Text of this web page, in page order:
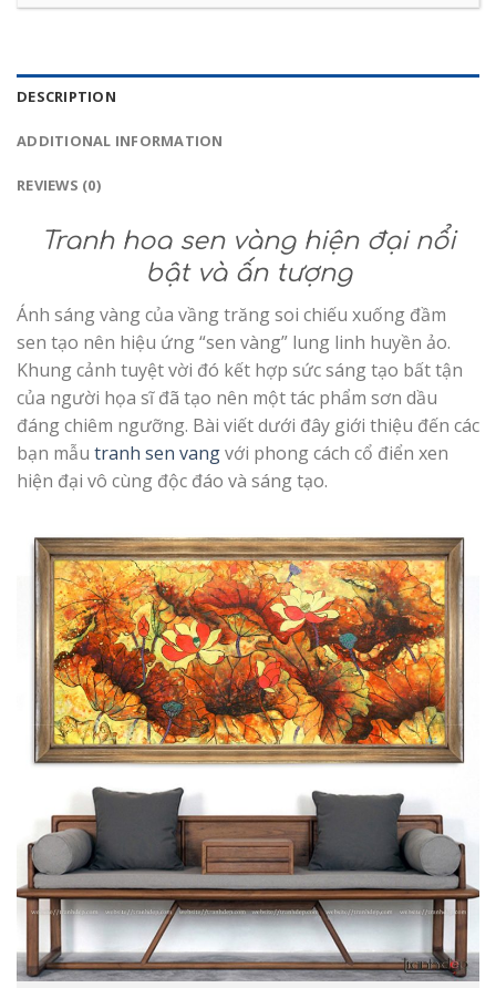
DESCRIPTION
ADDITIONAL INFORMATION
REVIEWS (0)
Tranh hoa sen vàng hiện đại nổi
bật và ấn tượng
Ánh sáng vàng của vầng trăng soi chiếu xuống đầm
sen tạo nên hiệu ứng “sen vàng” lung linh huyền ảo.
Khung cảnh tuyệt vời đó kết hợp sức sáng tạo bất tận
của người họa sĩ đã tạo nên một tác phẩm sơn dầu
đáng chiêm ngưỡng. Bài viết dưới đây giới thiệu đến các
bạn mẫu tranh sen vangvới phong cách cổ điển xen
hiện đại vô cùng độc đáo và sáng tạo.